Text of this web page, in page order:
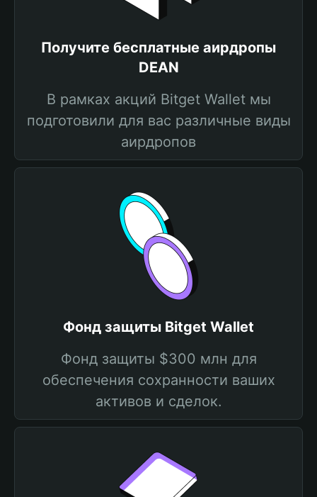
Получите бесплатные аирдропы
DEAN
В рамках акций Bitget Wallet мы
подготовили для вас различные виды
аирдропов
Фонд защиты Bitget Wallet
Фонд защиты $300 млн для
обеспечения сохранности ваших
активов и сделок.